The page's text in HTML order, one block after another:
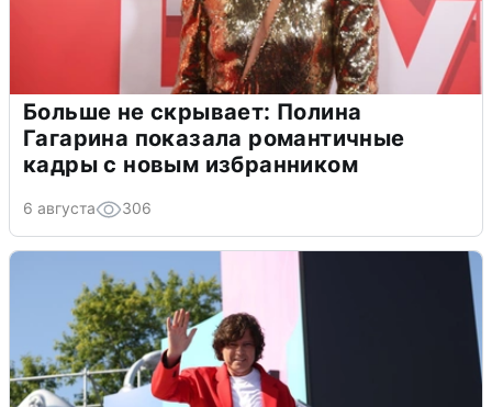
Больше не скрывает: Полина
Гагарина показала романтичные
кадры с новым избранником
6 августа 306